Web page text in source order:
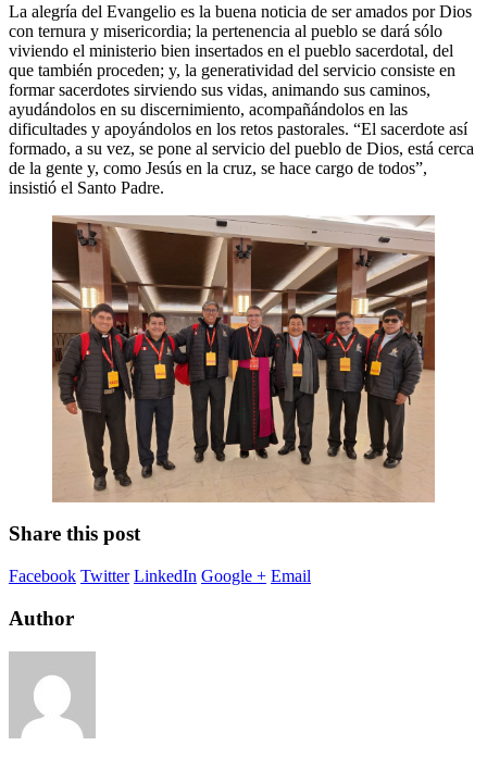
La alegría del Evangelio es la buena noticia de ser amados por Dios
con ternura y misericordia; la pertenencia al pueblo se dará sólo
viviendo el ministerio bien insertados en el pueblo sacerdotal, del
que también proceden; y, la generatividad del servicio consiste en
formar sacerdotes sirviendo sus vidas, animando sus caminos,
ayudándolos en su discernimiento, acompañándolos en las
dificultades y apoyándolos en los retos pastorales. “El sacerdote así
formado, a su vez, se pone al servicio del pueblo de Dios, está cerca
de la gente y, como Jesús en la cruz, se hace cargo de todos”,
insistió el Santo Padre.
Share this post
Facebook Twitter LinkedIn Google + Email
Author